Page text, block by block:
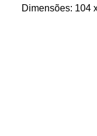
Dimensões: 104